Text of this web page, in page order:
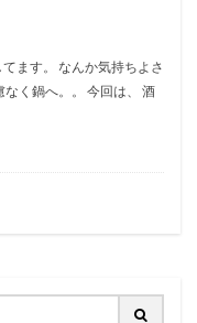
ます。 なんか気持ちよさ
く鍋へ。。 今回は、 酒